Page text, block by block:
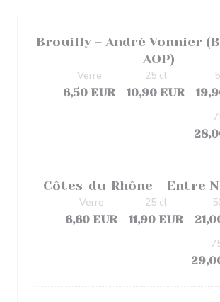
Brouilly – André Vonnier
AOP)
6,50 EUR
Verre
10,90 EUR
25 cl
Côtes-du-Rhône – Entre
6,60 EUR
Verre
11,90 EUR
25 cl